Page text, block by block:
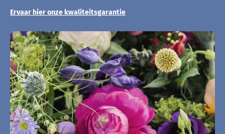
Ervaar hier onze kwaliteitsgarantie